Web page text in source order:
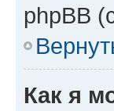
phpBB
Как я